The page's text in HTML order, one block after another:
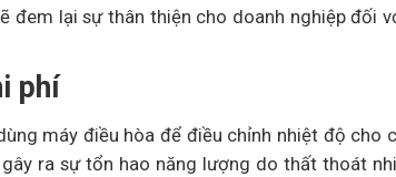
đem lại sự thân thiện cho doanh nghiệp đối
phí
máy điều hòa để điều chỉnh nhiệt độ cho
ra sự tổn hao năng lượng do thất thoát